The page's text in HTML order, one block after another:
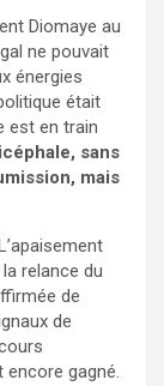
Diomaye au
ne pouvait
énergies
était
est en train
sans
mais
relance du
de
de
encore gagné.